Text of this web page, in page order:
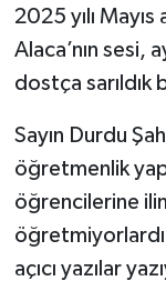
2025 yılı
Alaca’nın sesi,
dostça sarıldık
Sayın Durdu
öğretmenlik
öğrencilerine
açıcı yazılar